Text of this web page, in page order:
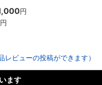
円
円
レビューの投稿ができます）
ます